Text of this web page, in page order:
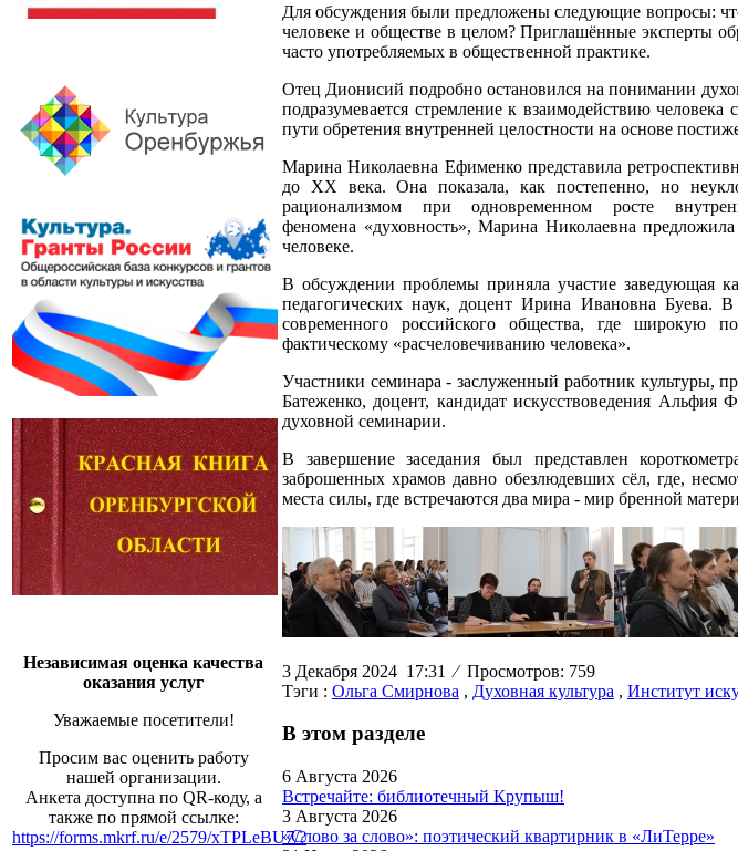
Независимая оценка качества
оказания услуг
Уважаемые посетители!
Просим вас оценить работу
нашей организации.
Анкета доступна по QR-коду, а
также по прямой ссылке:
https://forms.mkrf.ru/e/2579/xTPLeBU7/?
Для обсуждения были предложены следующие вопросы:
человеке и обществе в целом? Приглашённые эксперты
часто употребляемых в общественной практике.
Отец Дионисий подробно остановился на понимании
подразумевается стремление к взаимодействию
пути обретения внутренней целостности на основе
Марина Николаевна Ефименко представила
до ХХ века. Она показала, как постепенно, но
рационализмом при одновременном росте
феномена «духовность», Марина Николаевна
человеке.
В обсуждении проблемы приняла участие заведующая
педагогических наук, доцент Ирина Ивановна Буева.
современного российского общества, где широкую
фактическому «расчеловечиванию человека».
Участники семинара - заслуженный работник культуры,
Батеженко, доцент, кандидат искусствоведения
духовной семинарии.
В завершение заседания был представлен
заброшенных храмов давно обезлюдевших сёл, где,
места силы, где встречаются два мира - мир бренной
3 Декабря 2024 17:31⁄Просмотров: 759
Тэги : Ольга Смирнова , Духовная культура , Институт
В этом разделе
6 Августа 2026
Встречайте: библиотечный Крупыш!
3 Августа 2026
«Слово за слово»: поэтический квартирник в «ЛиТерре»